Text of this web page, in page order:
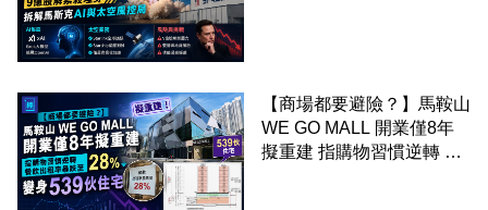
【商場都要避險？】馬鞍山
WE GO MALL 開業僅8年
擬重建 指購物習慣逆轉 餐